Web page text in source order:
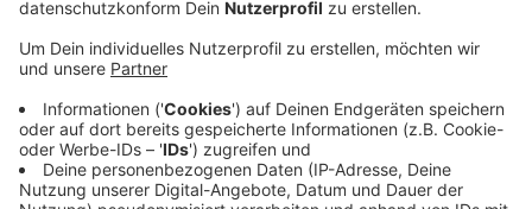
Organisationen, die Veranstaltungen für Kinder
und Jugendliche anbieten möchten, oder auch
Freizeiteinrichtungen, die für Ferienpass-Inhaber
Vorteile anbieten. Außerdem braucht es
Sponsoren. Die Ferienspiele bieten Wittener
Schulkindern bis einschließlich 17 Jahren schöne
Sommerferien in der Heimat. Vorrausetzung ist